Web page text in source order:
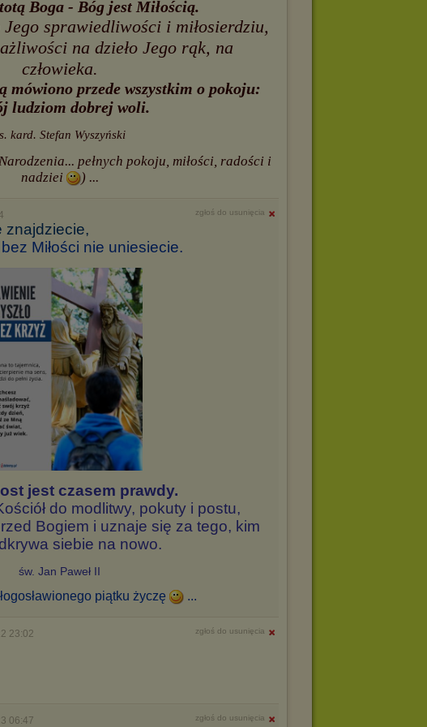
Boga - Bóg jest Miłością.
sprawiedliwości i miłosierdziu,
na dzieło Jego rąk, na
człowieka.
mówiono przede wszystkim o pokoju:
ludziom dobrej woli.
kard. Stefan Wyszyński
pełnych pokoju, miłości, radości i
nadziei
) ...
zgłoś do usunięcia
znajdziecie,
Miłości nie uniesiecie.
jest czasem prawdy.
do modlitwy, pokuty i postu,
Bogiem i uznaje się za tego, kim
siebie na nowo.
św. Jan Paweł II
piątku życzę ...
23:02 zgłoś do usunięcia
06:47 zgłoś do usunięcia